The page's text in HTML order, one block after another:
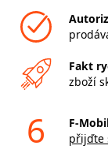
Fakt
zboží
6
F-
přijďte